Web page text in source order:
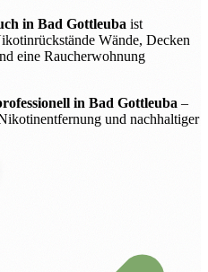
in Bad Gottleuba ist
Wände, Decken
eine Raucherwohnung
in Bad Gottleuba –
und nachhaltiger